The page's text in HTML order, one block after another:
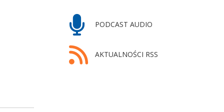
PODCAST AUDIO
AKTUALNOŚCI RSS